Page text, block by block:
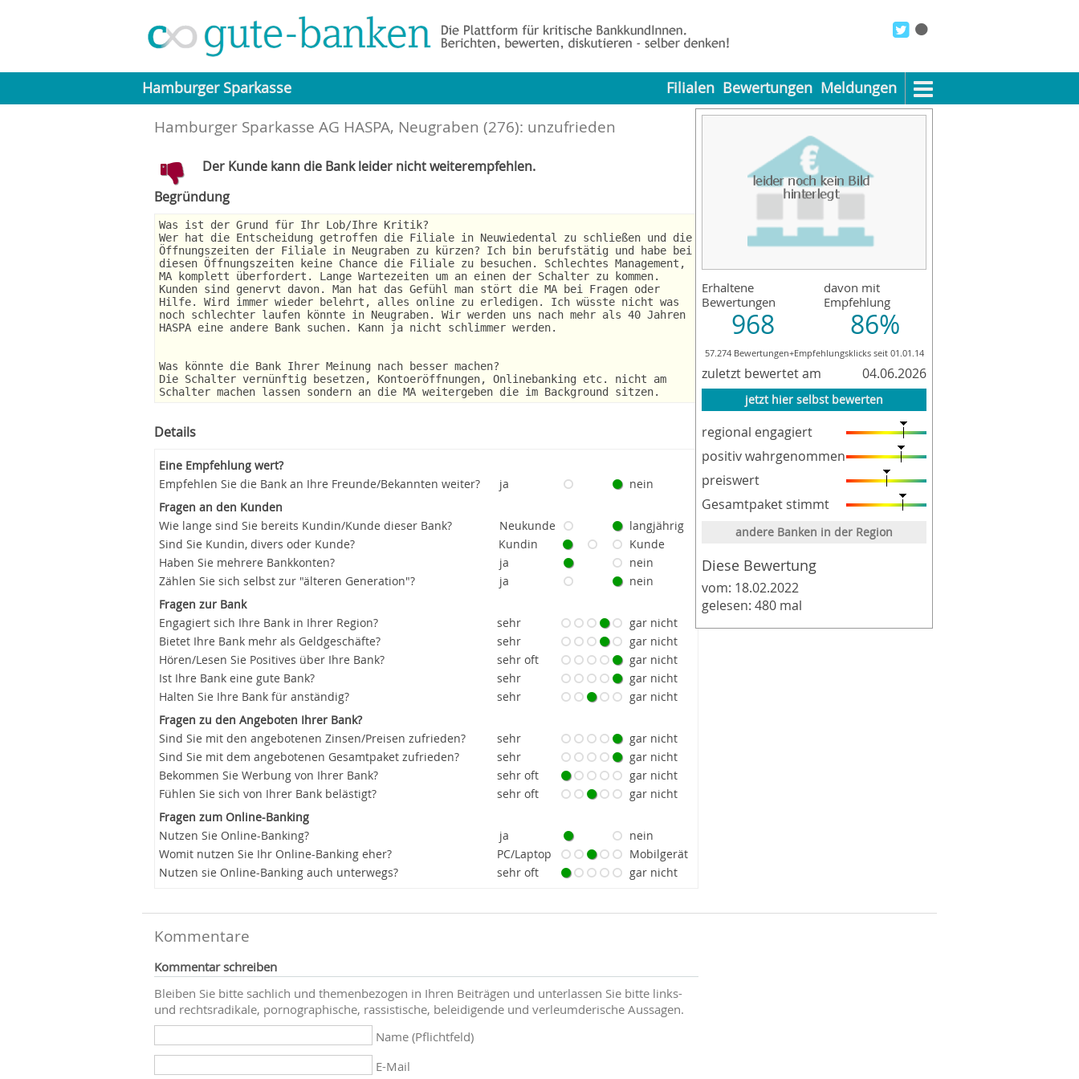
Hamburger Sparkasse Filialen Bewertungen Meldungen
Erhaltene
Bewertungen
968
davon mit
Empfehlung
86%
57.274 Bewertungen+Empfehlungsklicks seit 01.01.14
zuletzt bewertet am 04.06.2026
jetzt hier selbst bewerten
regional engagiert
positiv wahrgenommen
preiswert
Gesamtpaket stimmt
andere Banken in der Region
Diese Bewertung
vom: 18.02.2022
gelesen: 480 mal
Hamburger Sparkasse AG HASPA, Neugraben (276): unzufrieden
Der Kunde kann die Bank leider nicht weiterempfehlen.
Begründung
Was ist der Grund für Ihr Lob/Ihre Kritik?
Wer hat die Entscheidung getroffen die Filiale in Neuwiedental zu schließen und die
Öffnungszeiten der Filiale in Neugraben zu kürzen? Ich bin berufstätig und habe bei
diesen Öffnungszeiten keine Chance die Filiale zu besuchen. Schlechtes Management,
MA komplett überfordert. Lange Wartezeiten um an einen der Schalter zu kommen.
Kunden sind genervt davon. Man hat das Gefühl man stört die MA bei Fragen oder
Hilfe. Wird immer wieder belehrt, alles online zu erledigen. Ich wüsste nicht was
noch schlechter laufen könnte in Neugraben. Wir werden uns nach mehr als 40 Jahren
HASPA eine andere Bank suchen. Kann ja nicht schlimmer werden.
Was könnte die Bank Ihrer Meinung nach besser machen?
Die Schalter vernünftig besetzen, Kontoeröffnungen, Onlinebanking etc. nicht am
Schalter machen lassen sondern an die MA weitergeben die im Background sitzen.
Details
Eine Empfehlung wert?
Empfehlen Sie die Bank an Ihre Freunde/Bekannten weiter?
ja
nein
Fragen an den Kunden
Wie lange sind Sie bereits Kundin/Kunde dieser Bank?
Neukunde
langjährig
Sind Sie Kundin, divers oder Kunde?
Kundin
Kunde
Haben Sie mehrere Bankkonten?
ja
nein
Zählen Sie sich selbst zur "älteren Generation"?
ja
nein
Fragen zur Bank
Engagiert sich Ihre Bank in Ihrer Region?
sehr
gar nicht
Bietet Ihre Bank mehr als Geldgeschäfte?
sehr
gar nicht
Hören/Lesen Sie Positives über Ihre Bank?
sehr oft
gar nicht
Ist Ihre Bank eine gute Bank?
sehr
gar nicht
Halten Sie Ihre Bank für anständig?
sehr
gar nicht
Fragen zu den Angeboten Ihrer Bank?
Sind Sie mit den angebotenen Zinsen/Preisen zufrieden?
sehr
gar nicht
Sind Sie mit dem angebotenen Gesamtpaket zufrieden?
sehr
gar nicht
Bekommen Sie Werbung von Ihrer Bank?
sehr oft
gar nicht
Fühlen Sie sich von Ihrer Bank belästigt?
sehr oft
gar nicht
Fragen zum Online-Banking
Nutzen Sie Online-Banking?
ja
nein
Womit nutzen Sie Ihr Online-Banking eher?
PC/Laptop
Mobilgerät
Nutzen sie Online-Banking auch unterwegs?
sehr oft gar nicht
Kommentare
Kommentar schreiben
Bleiben Sie bitte sachlich und themenbezogen in Ihren Beiträgen und unterlassen Sie bitte links-
und rechtsradikale, pornographische, rassistische, beleidigende und verleumderische Aussagen.
Name (Pflichtfeld)
E-Mail